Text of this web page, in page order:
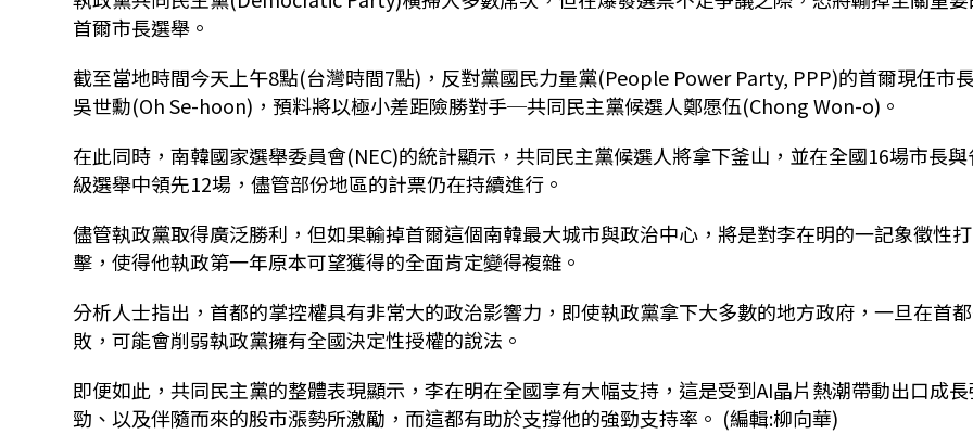
首爾市長選舉。
截至當地時間今天上午8點(台灣時間7點)，反對黨國民力量黨(People Power Party, PPP)的首爾現任市
吳世勳(Oh Se-hoon)，預料將以極小差距險勝對手─共同民主黨候選人鄭愿伍(Chong Won-o)。
在此同時，南韓國家選舉委員會(NEC)的統計顯示，共同民主黨候選人將拿下釜山，並在全國16場市長與
級選舉中領先12場，儘管部份地區的計票仍在持續進行。
儘管執政黨取得廣泛勝利，但如果輸掉首爾這個南韓最大城市與政治中心，將是對李在明的一記象徵性打
擊，使得他執政第一年原本可望獲得的全面肯定變得複雜。
分析人士指出，首都的掌控權具有非常大的政治影響力，即使執政黨拿下大多數的地方政府，一旦在首
敗，可能會削弱執政黨擁有全國決定性授權的說法。
即便如此，共同民主黨的整體表現顯示，李在明在全國享有大幅支持，這是受到AI晶片熱潮帶動出口成
勁、以及伴隨而來的股市漲勢所激勵，而這都有助於支撐他的強勁支持率。 (編輯:柳向華)